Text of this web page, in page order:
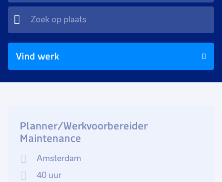
Vind werk
Planner/Werkvoorbereider
Maintenance
Amsterdam
40 uur